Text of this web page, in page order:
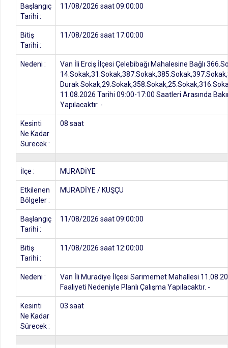
Başlangıç
Tarihi :
11/08/2026 saat 09:00:00
Bitiş
Tarihi :
11/08/2026 saat 17:00:00
Nedeni :
Van İli Erciş İlçesi Çelebibağı Mahalesine Bağlı
Durak
11.08.2026 Tarihi 09:00-17:00 Saatleri Arasında
Yapılacaktır. -
Kesinti
Ne Kadar
Sürecek :
08 saat
İlçe : MURADİYE
Etkilenen
Bölgeler :
MURADİYE / KUŞÇU
Başlangıç
Tarihi :
11/08/2026 saat 09:00:00
Bitiş
Tarihi :
11/08/2026 saat 12:00:00
Nedeni :
Van İli Muradiye İlçesi Sarımemet Mahallesi
Faaliyeti Nedeniyle Planlı Çalışma Yapılacaktır. -
Kesinti
Ne Kadar
Sürecek :
03 saat